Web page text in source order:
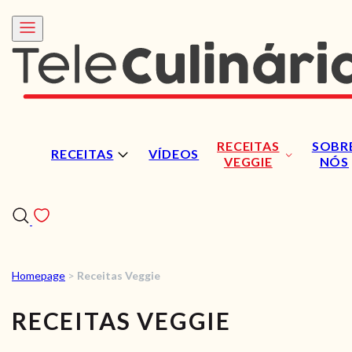
RECEITAS VÍDEOS
RECEITAS
VEGGIE
NÓS
VÍDEOS
Homepage > Receitas Veggie
RECEITAS VEGGIE